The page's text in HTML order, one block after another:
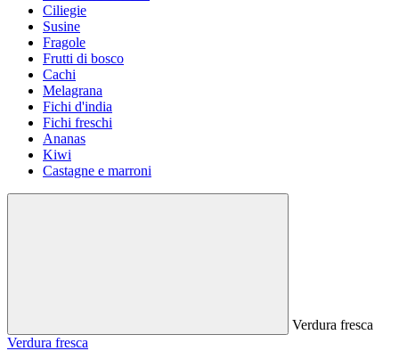
Ciliegie
Susine
Fragole
Frutti di bosco
Cachi
Melagrana
Fichi d'india
Fichi freschi
Ananas
Kiwi
Castagne e marroni
Verdura fresca
Verdura fresca